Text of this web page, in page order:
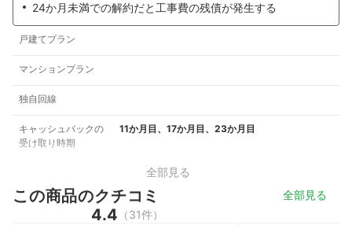
24か月未満での解約だと工事費の残債が発生する
戸建てプラン
マンションプラン
独自回線
キャッシュバックの
受け取り時期
11か月目、17か月目、23か月目
全部見る
この商品のクチコミ 全部見る
4.4 （31件）